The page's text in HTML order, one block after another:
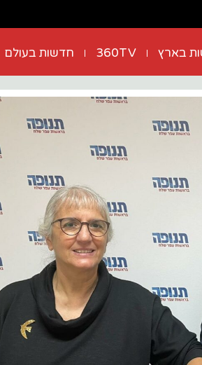
בארץ 360TV חדשות בעולם